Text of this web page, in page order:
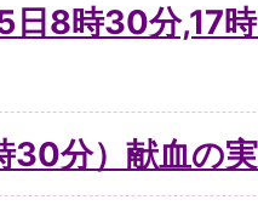
日8時30分,17
30分）献血の